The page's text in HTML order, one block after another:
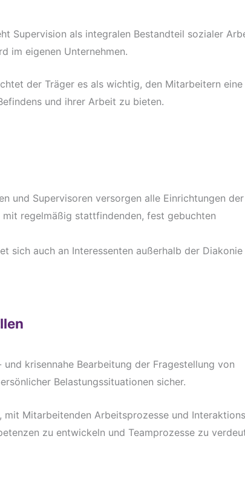
Supervision als integralen Bestandteil sozialer
im eigenen Unternehmen.
der Träger es als wichtig, den Mitarbeitern eine
und ihrer Arbeit zu bieten.
und Supervisoren versorgen alle Einrichtungen der
mit regelmäßig stattfindenden, fest gebuchten
sich auch an Interessenten außerhalb der Diakonie
krisennahe Bearbeitung der Fragestellung von
Belastungssituationen sicher.
mit Mitarbeitenden Arbeitsprozesse und
zu entwickeln und Teamprozesse zu